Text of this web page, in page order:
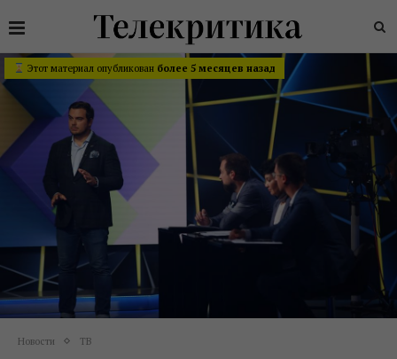
Этот материал опубликован более 5 месяцев назад
Новости ТВ